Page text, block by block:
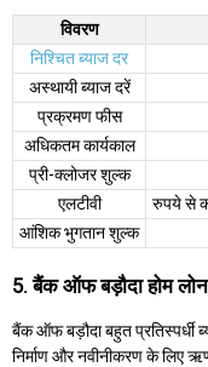
विवरण
निश्चित ब्याज दर
अस्थायी ब्याज दरें
प्रक्रमण फीस
अधिकतम कार्यकाल
प्री-क्लोजर शुल्क
एलटीवी
रुपये से
आंशिक भुगतान शुल्क
5. बैंक ऑफ बड़ौदा होम लोन
बैंक ऑफ बड़ौदा बहुत प्रतिस्पर्धी
निर्माण और नवीनीकरण के लिए